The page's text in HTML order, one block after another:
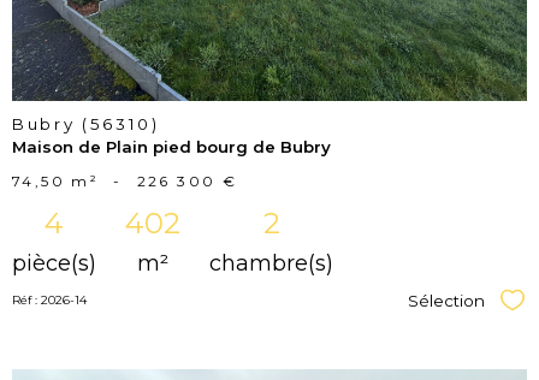
Bubry (56310)
Maison de Plain pied bourg de Bubry
74,50 m² - 226 300 €
4
pièce(s)
402
m²
2
chambre(s)
Réf : 2026-14 Sélection